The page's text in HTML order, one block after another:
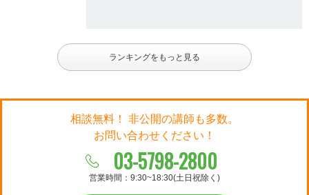
ランキングをもっと見る
相談無料！ 非公開の講師も多数。
お問い合わせください！
03-5798-2800
営業時間：9:30~18:30(土日祝除く)